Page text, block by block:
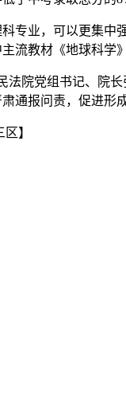
业，可以更集中强
流教材《地球科学
院党组书记、院长
通报问责，促进形
】